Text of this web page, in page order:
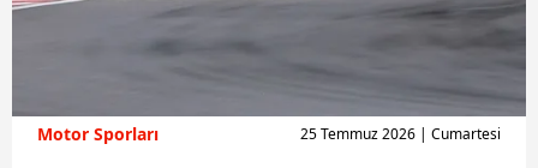
Motor Sporları 25 Temmuz 2026 | Cumartesi